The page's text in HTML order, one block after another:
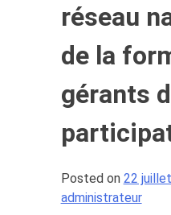
réseau
de la
gérants
Posted on 22
administrateur